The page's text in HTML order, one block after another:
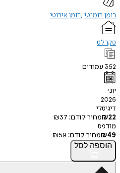
רומן אירוטי
קודם:
₪37
מחיר קודם:
₪59
לסל